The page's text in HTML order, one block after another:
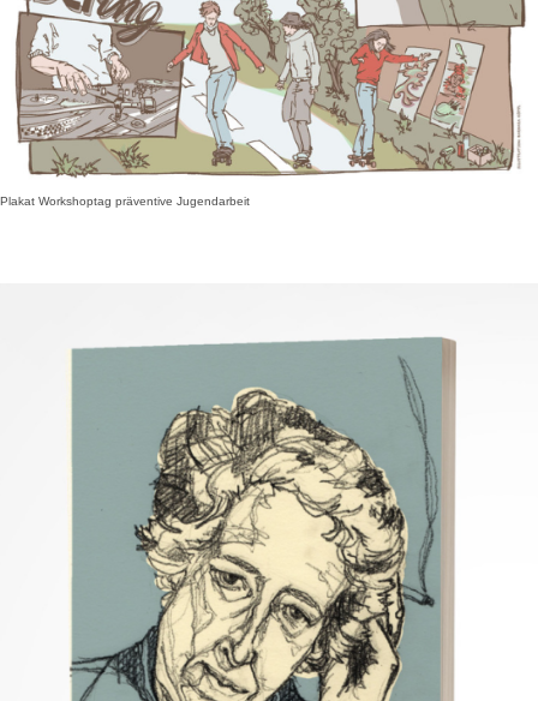
Plakat Workshoptag präventive Jugendarbeit